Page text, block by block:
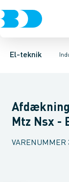
El-teknik
Afbrydere,
Motorbetjening
Mtz Nsx -
VARENUMMER